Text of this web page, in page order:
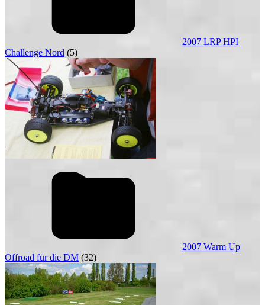
2007 LRP HPI
Challenge Nord (5)
2007 Warm Up
Offroad für die DM (32)